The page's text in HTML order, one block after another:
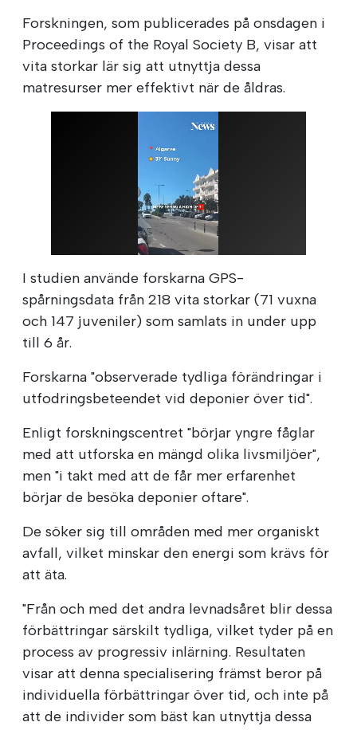
Forskningen, som publicerades på onsdagen i
Proceedings of the Royal Society B, visar att
vita storkar lär sig att utnyttja dessa
matresurser mer effektivt när de åldras.
I studien använde forskarna GPS-
spårningsdata från 218 vita storkar (71 vuxna
och 147 juveniler) som samlats in under upp
till 6 år.
Forskarna "observerade tydliga förändringar i
utfodringsbeteendet vid deponier över tid".
Enligt forskningscentret "börjar yngre fåglar
med att utforska en mängd olika livsmiljöer",
men "i takt med att de får mer erfarenhet
börjar de besöka deponier oftare".
De söker sig till områden med mer organiskt
avfall, vilket minskar den energi som krävs för
att äta.
"Från och med det andra levnadsåret blir dessa
förbättringar särskilt tydliga, vilket tyder på en
process av progressiv inlärning. Resultaten
visar att denna specialisering främst beror på
individuella förbättringar över tid, och inte på
att de individer som bäst kan utnyttja dessa